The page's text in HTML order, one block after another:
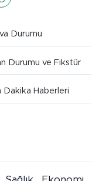
Durumu
Durumu ve Fikstür
Dakika Haberleri